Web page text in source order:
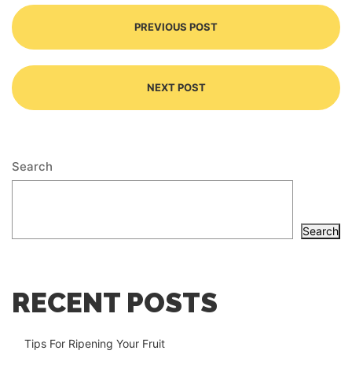
PREVIOUS POST
NEXT POST
Search
Search
RECENT POSTS
Tips For Ripening Your Fruit